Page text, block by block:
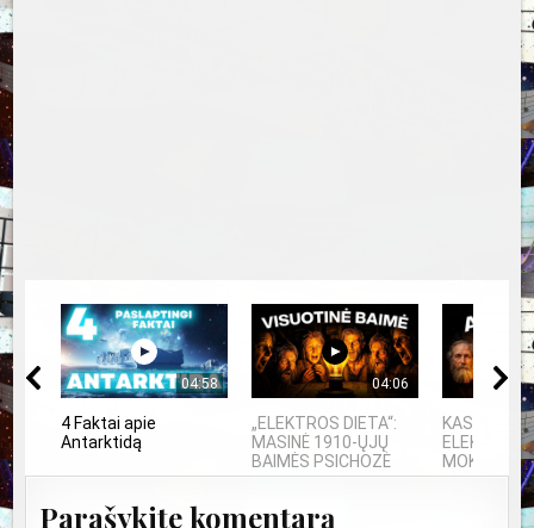
04:58
4 Faktai apie
Antarktidą
04:06
„ELEKTROS DIETA“:
MASINĖ 1910-ŲJŲ
BAIMĖS PSICHOZĖ
KAS
ELEKTRĄ?
Parašykite komentarą